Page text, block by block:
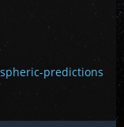
predictions